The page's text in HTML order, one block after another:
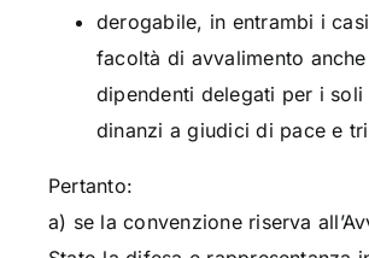
derogabile, in entrambi i
facoltà di avvalimento
dipendenti delegati per i soli
dinanzi a giudici di pace e
Pertanto:
a) se la convenzione riserva